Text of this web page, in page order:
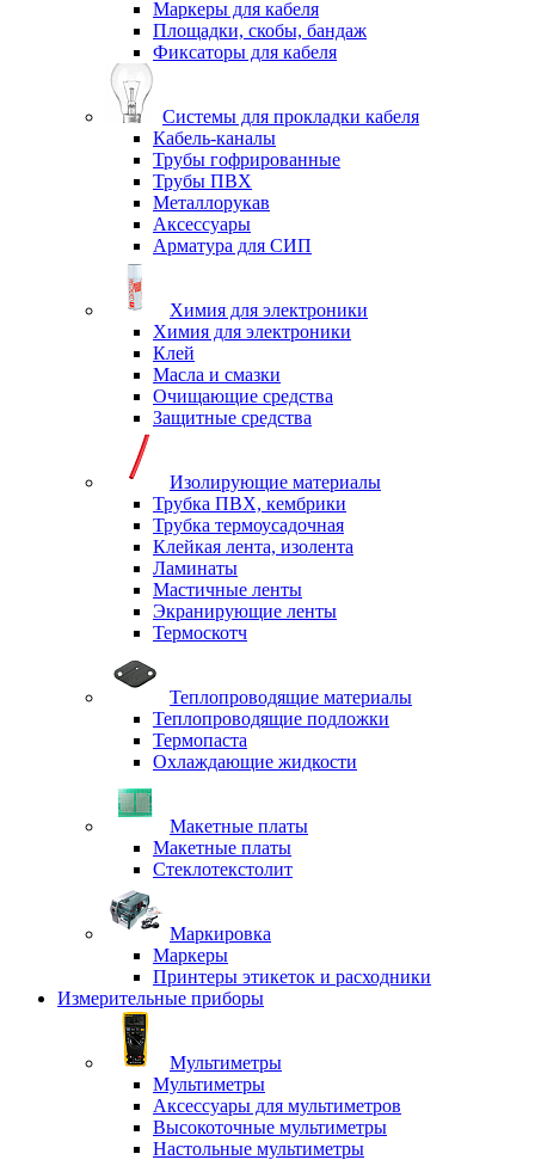
Маркеры для кабеля
Площадки, скобы, бандаж
Фиксаторы для кабеля
Системы для прокладки кабеля
Кабель-каналы
Трубы гофрированные
Трубы ПВХ
Металлорукав
Аксессуары
Арматура для СИП
Химия для электроники
Химия для электроники
Клей
Масла и смазки
Очищающие средства
Защитные средства
Изолирующие материалы
Трубка ПВХ, кембрики
Трубка термоусадочная
Клейкая лента, изолента
Ламинаты
Мастичные ленты
Экранирующие ленты
Термоскотч
Теплопроводящие материалы
Теплопроводящие подложки
Термопаста
Охлаждающие жидкости
Макетные платы
Макетные платы
Стеклотекстолит
Маркировка
Маркеры
Принтеры этикеток и расходники
Измерительные приборы
Мультиметры
Мультиметры
Аксессуары для мультиметров
Высокоточные мультиметры
Настольные мультиметры